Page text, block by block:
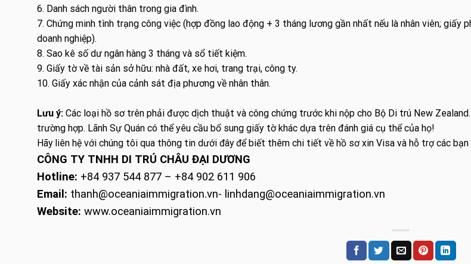
6. Danh sách người thân trong gia đình.
7. Chứng minh tình trạng công việc (hợp đồng lao động + 3 tháng lương gần nhất nếu là nhân viên; giấy
doanh nghiệp).
8. Sao kê số dư ngân hàng 3 tháng và sổ tiết kiệm.
9. Giấy tờ về tài sản sở hữu: nhà đất, xe hơi, trang trại, công ty.
10. Giấy xác nhận của cảnh sát địa phương về nhân thân.
Lưu ý: Các loại hồ sơ trên phải được dịch thuật và công chứng trước khi nộp cho Bộ Di trú New
trường hợp. Lãnh Sự Quán có thể yêu cầu bổ sung giấy tờ khác dựa trên đánh giá cụ thể của họ!
Hãy liên hệ với chúng tôi qua thông tin dưới đây để biết thêm chi tiết về hồ sơ xin Visa và hỗ trợ các bạn
CÔNG TY TNHH DI TRÚ CHÂU ĐẠI DƯƠNG
Hotline: +84 937 544 877 – +84 902 611 906
Email: thanh@oceaniaimmigration.vn- linhdang@oceaniaimmigration.vn
Website: www.oceaniaimmigration.vn